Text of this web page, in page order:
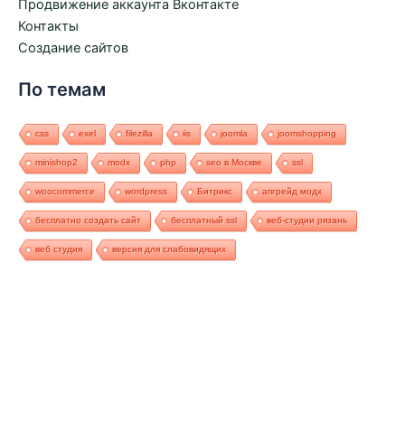
Продвижение аккаунта Вконтакте
Контакты
Создание сайтов
По темам
css exel filezilla iis joomla joomshopping
minishop2 modx php seo в Москве ssl
woocommerce wordpress Битрикс апгрейд модх
бесплатно создать сайт бесплатный ssl веб-студии рязань
веб студия версия для слабовидящих